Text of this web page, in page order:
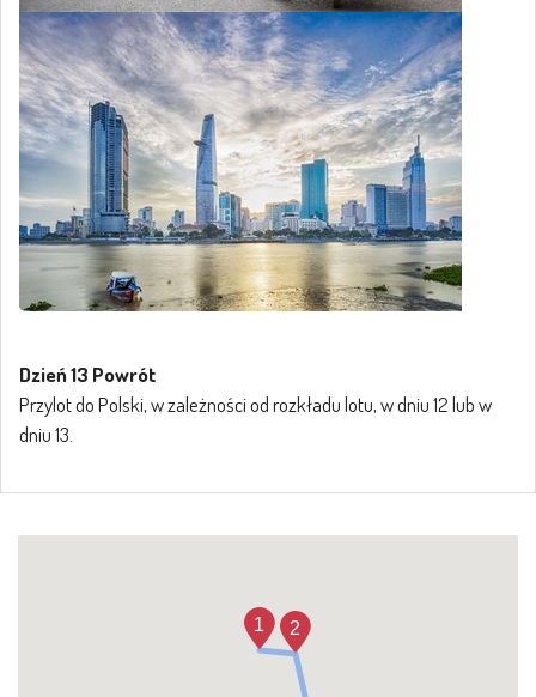
Dzień 13 Powrót
Przylot do Polski, w zależności od rozkładu lotu, w dniu 12 lub w
dniu 13.